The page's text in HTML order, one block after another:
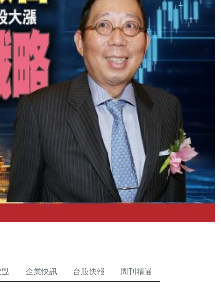
點 企業快訊 台股快報 周刊精選